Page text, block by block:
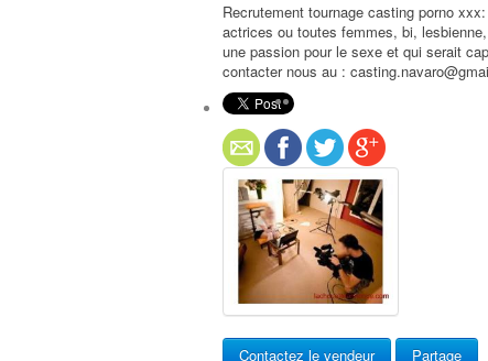
Recrutement tournage casting porno
actrices ou toutes femmes, bi,
une passion pour le sexe et qui serait
contacter nous au :
Contactez le vendeur Partage